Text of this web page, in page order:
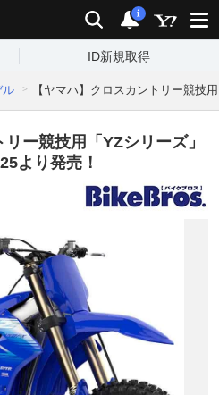
検索 通知
i
ID新規取得
ル 【ヤマハ】クロスカントリー競技
ー競技用「YZシリーズ」
より発売！